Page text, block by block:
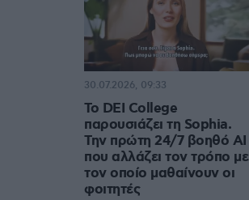
Το DEI College
παρουσιάζει τη Sophia.
Την πρώτη 24/7 βοηθό AI
που αλλάζει τον τρόπο με
τον οποίο μαθαίνουν οι
φοιτητές
30.07.2026, 09:33